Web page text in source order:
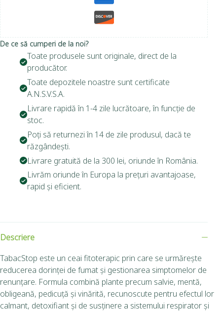
De ce să cumperi de la noi?
Toate produsele sunt originale, direct de la
producător.
Toate depozitele noastre sunt certificate
A.N.S.V.S.A.
Livrare rapidă în 1-4 zile lucrătoare, în funcție de
stoc.
Poți să returnezi în 14 de zile produsul, dacă te
răzgândești.
Livrare gratuită de la 300 lei, oriunde în România.
Livrăm oriunde în Europa la prețuri avantajoase,
rapid și eficient.
Descriere
TabacStop este un ceai fitoterapic prin care se urmărește
reducerea dorinței de fumat și gestionarea simptomelor de
renunțare. Formula combină plante precum salvie, mentă,
obligeană, pedicuță și vinărită, recunoscute pentru efectul lor
calmant, detoxifiant și de susținere a sistemului respirator și